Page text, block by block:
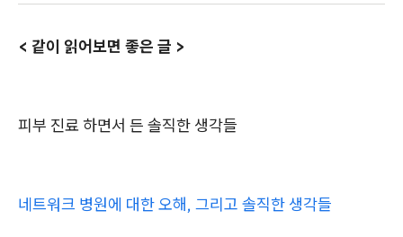
< 같이 읽어보면 좋은 글 >
피부 진료 하면서 든 솔직한 생각들
네트워크 병원에 대한 오해, 그리고 솔직한 생각들